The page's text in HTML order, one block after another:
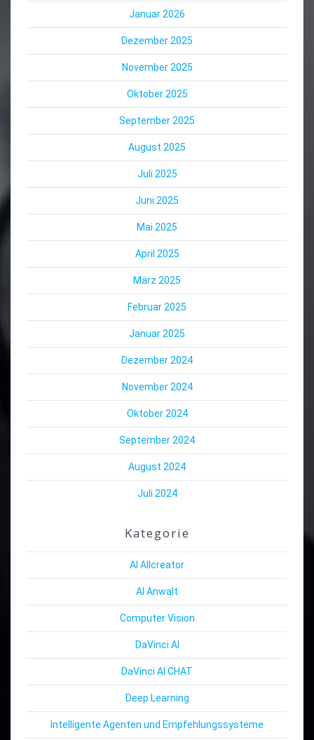
Januar 2026
Dezember 2025
November 2025
Oktober 2025
September 2025
August 2025
Juli 2025
Juni 2025
Mai 2025
April 2025
März 2025
Februar 2025
Januar 2025
Dezember 2024
November 2024
Oktober 2024
September 2024
August 2024
Juli 2024
Kategorie
AI Allcreator
AI Anwalt
Computer Vision
DaVinci AI
DaVinci AI CHAT
Deep Learning
Intelligente Agenten und Empfehlungssysteme